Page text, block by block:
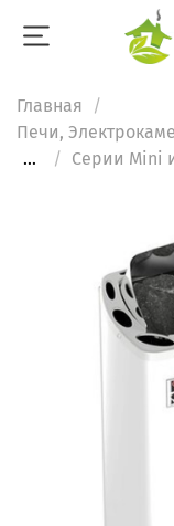
Главная
Печи,
...
Серии Mini